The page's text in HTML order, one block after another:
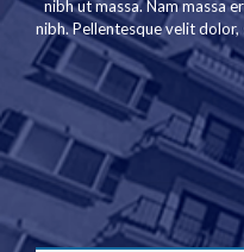
nibh ut massa. Nam massa
nibh. Pellentesque velit